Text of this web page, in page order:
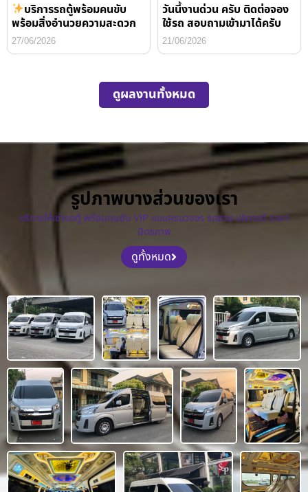
บริการรถตู้พร้อมคนขับ
พร้อมสิ่งอำนวยความสะดวก
27/06/2026
วันนี้งานด่วน ครับ ติดต่อจอง
ใช้รถ สอบถามเข้ามาได้ครับ
21/06/2026
ดูผลงานทั้งหมด
รูปภาพบางส่วนของเรา
บริการให้เช่ารถตู้ พร้อมคนขับ VIP แบบครบวงจร รถสวย บริการดี ราคา
มิตรภาพ
ดูทั้งหมด